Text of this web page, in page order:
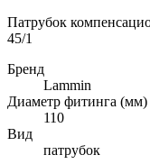
Патрубок
45/1
Бренд
Lammin
Диаметр фитинга (мм)
110
Вид
патрубок